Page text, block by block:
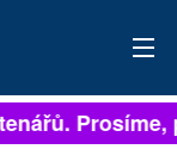
Prosíme,